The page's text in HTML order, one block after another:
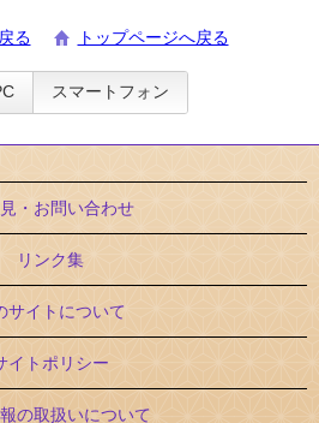
る トップページへ戻る
スマートフォン
・お問い合わせ
リンク集
サイトについて
イトポリシー
の取扱いについて